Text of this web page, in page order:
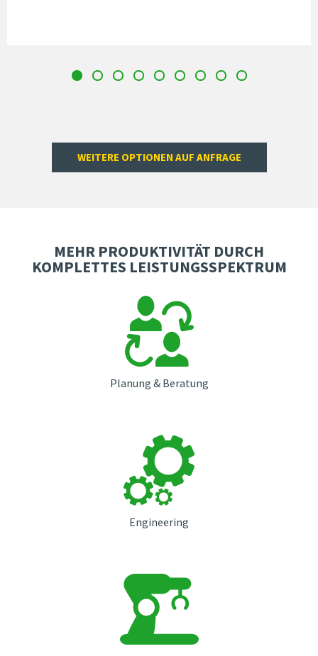
WEITERE OPTIONEN AUF ANFRAGE
MEHR PRODUKTIVITÄT DURCH
KOMPLETTES LEISTUNGSSPEKTRUM
Planung & Beratung
Engineering